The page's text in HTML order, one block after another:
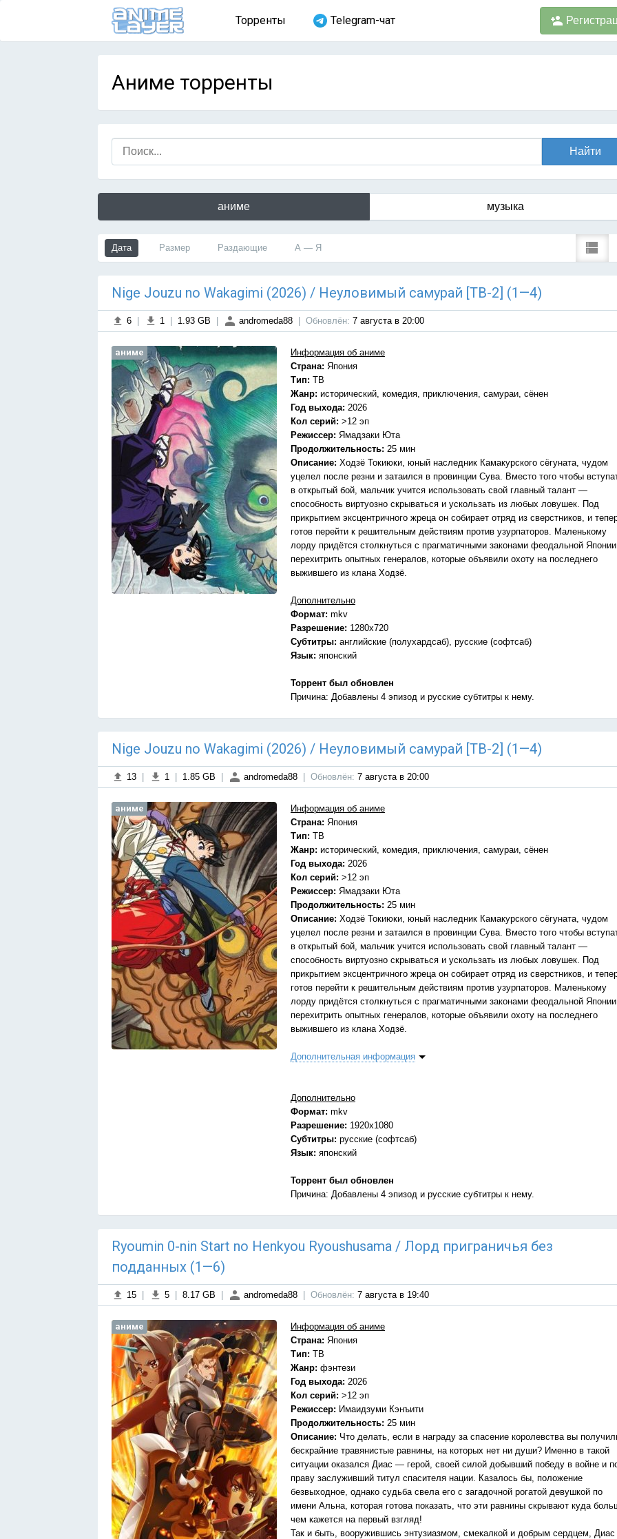
Торренты Telegram-чат
Аниме торренты
аниме музыка
Дата Размер Раздающие А — Я
Nige Jouzu no Wakagimi (2026) / Неуловимый самурай [ТВ-2] (1—4)
6 1 1.93 GB andromeda88 Обновлён: 7 августа в 20:00
аниме
Информация об аниме
Страна: Япония
Тип: ТВ
Жанр: исторический, комедия, приключения, самураи, сёнен
Год выхода: 2026
Кол серий: >12 эп
Режиссер: Ямадзаки Юта
Продолжительность: 25 мин
Описание: Ходзё Токиюки, юный наследник Камакурского сёгуната, чудом
уцелел после резни и затаился в провинции Сува. Вместо того чтобы
в открытый бой, мальчик учится использовать свой главный талант —
способность виртуозно скрываться и ускользать из любых ловушек. Под
прикрытием эксцентричного жреца он собирает отряд из сверстников, и
готов перейти к решительным действиям против узурпаторов. Маленькому
лорду придётся столкнуться с прагматичными законами феодальной
перехитрить опытных генералов, которые объявили охоту на последнего
выжившего из клана Ходзё.
Дополнительно
Формат: mkv
Разрешение: 1280x720
Субтитры: английские (полухардсаб), русские (софтсаб)
Язык: японский
Торрент был обновлен
Причина: Добавлены 4 эпизод и русские субтитры к нему.
Nige Jouzu no Wakagimi (2026) / Неуловимый самурай [ТВ-2] (1—4)
13 1 1.85 GB andromeda88 Обновлён: 7 августа в 20:00
аниме
Информация об аниме
Страна: Япония
Тип: ТВ
Жанр: исторический, комедия, приключения, самураи, сёнен
Год выхода: 2026
Кол серий: >12 эп
Режиссер: Ямадзаки Юта
Продолжительность: 25 мин
Описание: Ходзё Токиюки, юный наследник Камакурского сёгуната, чудом
уцелел после резни и затаился в провинции Сува. Вместо того чтобы
в открытый бой, мальчик учится использовать свой главный талант —
способность виртуозно скрываться и ускользать из любых ловушек. Под
прикрытием эксцентричного жреца он собирает отряд из сверстников, и
готов перейти к решительным действиям против узурпаторов. Маленькому
лорду придётся столкнуться с прагматичными законами феодальной
перехитрить опытных генералов, которые объявили охоту на последнего
выжившего из клана Ходзё.
Дополнительная информация
Дополнительно
Формат: mkv
Разрешение: 1920x1080
Субтитры: русские (софтсаб)
Язык: японский
Торрент был обновлен
Причина: Добавлены 4 эпизод и русские субтитры к нему.
Ryoumin 0-nin Start no Henkyou Ryoushusama / Лорд приграничья без
подданных (1—6)
15 5 8.17 GB andromeda88 Обновлён: 7 августа в 19:40
аниме
Информация об аниме
Страна: Япония
Тип: ТВ
Жанр: фэнтези
Год выхода: 2026
Кол серий: >12 эп
Режиссер: Имаидзуми Кэнъити
Продолжительность: 25 мин
Описание: Что делать, если в награду за спасение королевства вы
бескрайние травянистые равнины, на которых нет ни души? Именно в такой
ситуации оказался Диас — герой, своей силой добывший победу в войне и
праву заслуживший титул спасителя нации. Казалось бы, положение
безвыходное, однако судьба свела его с загадочной рогатой девушкой по
имени Альна, которая готова показать, что эти равнины скрывают куда
чем кажется на первый взгляд!
Так и быть, вооружившись энтузиазмом, смекалкой и добрым сердцем, Диас